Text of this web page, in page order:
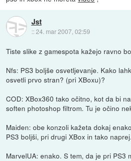
Jst
::24. mar 2007, 02:59
Tiste slike z gamespota kažejo ravno
Nfs: PS3 boljše osvetljevanje. Kako
osvetli prvo stran? (pri XBoxu)?
COD: XBox360 tako očitno, kot da bi
soften photoshop filtrom. Tu je očino
Maiden: obe konzoli kažeta dokaj
PS3 boljši, pri drugi XBox in tako
MarvelUA: enako. S tem, da je pri PS3